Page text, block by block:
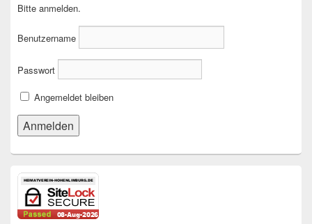
Bitte anmelden.
Benutzername
Passwort
Angemeldet bleiben